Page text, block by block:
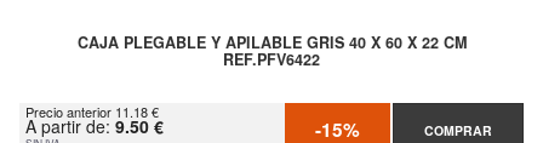
CAJA PLEGABLE Y APILABLE GRIS 40 X 60 X 22 CM
REF.PFV6422
Precio anterior 11.18 €
A partir de: 9.50 € -15% COMPRAR